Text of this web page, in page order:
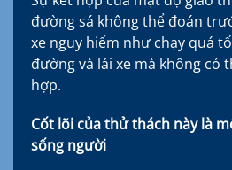
đường sá không thể đoán
xe nguy hiểm như chạy quá
đường và lái xe mà không có
hợp.
Cốt lõi của thử thách này là
sống người